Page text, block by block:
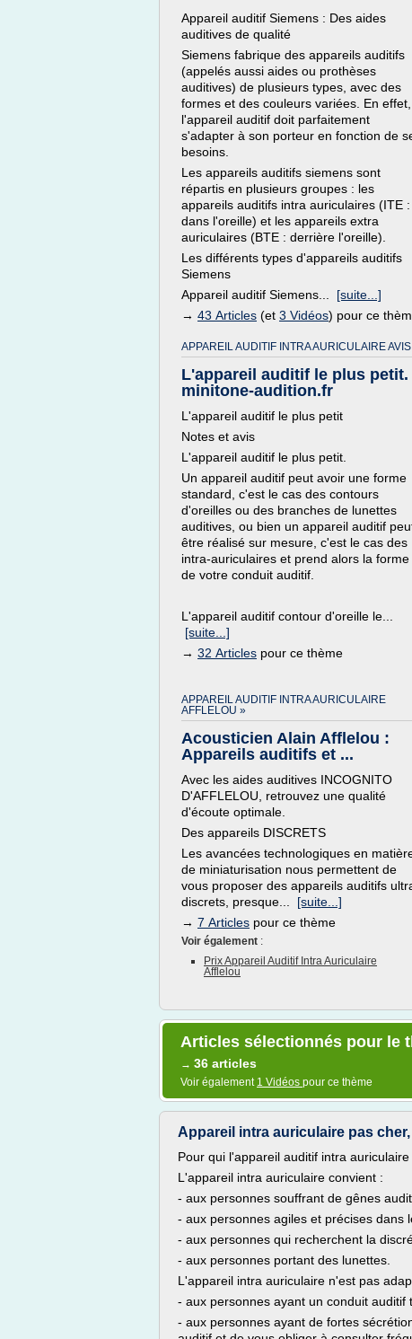
Appareil auditif Siemens : Des aides
auditives de qualité
Siemens fabrique des appareils auditifs
(appelés aussi aides ou prothèses
auditives) de plusieurs types, avec des
formes et des couleurs variées. En effet,
l'appareil auditif doit parfaitement
s'adapter à son porteur en fonction de
besoins.
Les appareils auditifs siemens sont
répartis en plusieurs groupes : les
appareils auditifs intra auriculaires (ITE :
dans l'oreille) et les appareils extra
auriculaires (BTE : derrière l'oreille).
Les différents types d'appareils auditifs
Siemens
Appareil auditif Siemens... [suite...]
→ 43 Articles (et 3 Vidéos) pour ce
APPAREIL AUDITIF INTRA AURICULAIRE
L'appareil auditif le plus petit.
minitone-audition.fr
L'appareil auditif le plus petit
Notes et avis
L'appareil auditif le plus petit.
Un appareil auditif peut avoir une forme
standard, c'est le cas des contours
d'oreilles ou des branches de lunettes
auditives, ou bien un appareil auditif
être réalisé sur mesure, c'est le cas des
intra-auriculaires et prend alors la forme
de votre conduit auditif.
L'appareil auditif contour d'oreille le...
[suite...]
→ 32 Articles pour ce thème
APPAREIL AUDITIF INTRA AURICULAIRE
AFFLELOU »
Acousticien Alain Afflelou :
Appareils auditifs et ...
Avec les aides auditives INCOGNITO
D'AFFLELOU, retrouvez une qualité
d'écoute optimale.
Des appareils DISCRETS
Les avancées technologiques en
de miniaturisation nous permettent de
vous proposer des appareils auditifs
discrets, presque... [suite...]
→ 7 Articles pour ce thème
Voir également :
Prix Appareil Auditif Intra Auriculaire
Afflelou
Articles sélectionnés pour le
→ 36 articles
Voir également 1 Vidéos pour ce thème
Appareil intra auriculaire pas
Pour qui l'appareil auditif intra auriculaire
L'appareil intra auriculaire convient :
- aux personnes souffrant de gênes
- aux personnes agiles et précises dans
- aux personnes qui recherchent la
- aux personnes portant des lunettes.
L'appareil intra auriculaire n'est pas
- aux personnes ayant un conduit auditif
- aux personnes ayant de fortes